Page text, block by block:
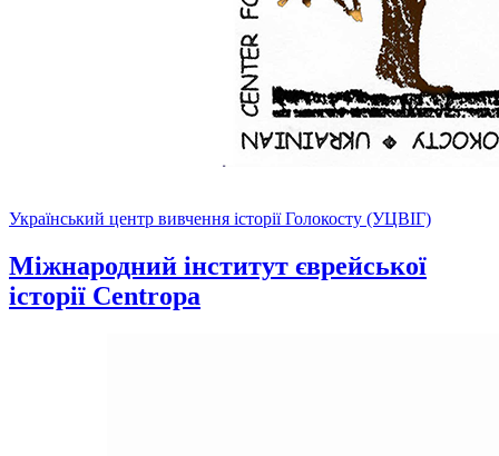
Український центр вивчення історії Голокосту (УЦВІГ)
Міжнародний інститут єврейської
історії Centropa